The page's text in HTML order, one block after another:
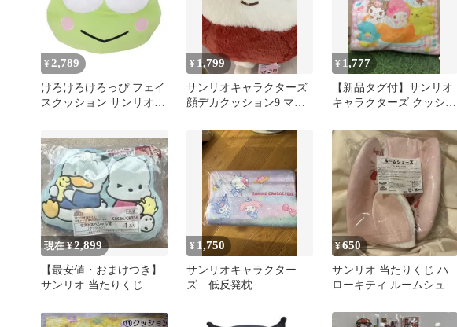
¥ 2,789
けろけろけろっぴ フェイ
スクッション サンリオ
¥ 1,799
サンリオキャラクターズ
顔デカクッション9 マイ
¥ 1,777
【新品タグ付】サンリオ
キャラクターズ クッショ
ャッコ
現在 ¥2,899
【最安値・おまけつき】
サンリオ 当たりくじ ポ
トワン
¥ 1,750
サンリオキャラクター
ズ 低反発枕
¥650
サンリオ 当たりくじ ハ
ローキティ ルームシュー